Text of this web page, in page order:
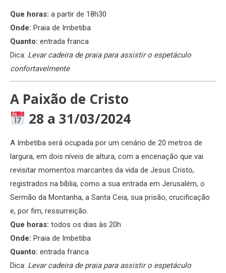
Que horas: a partir de 18h30
Onde: Praia de Imbetiba
Quanto: entrada franca
Dica: Levar cadeira de praia para assistir o espetáculo
confortavelmente
A Paixão de Cristo
28 a 31/03/2024
A Imbetiba será ocupada por um cenário de 20 metros de
largura, em dois níveis de altura, com a encenação que vai
revisitar momentos marcantes da vida de Jesus Cristo,
registrados na bíblia, como a sua entrada em Jerusalém, o
Sermão da Montanha, a Santa Ceia, sua prisão, crucificação
e, por fim, ressurreição.
Que horas: todos os dias às 20h
Onde: Praia de Imbetiba
Quanto: entrada franca
Dica: Levar cadeira de praia para assistir o espetáculo